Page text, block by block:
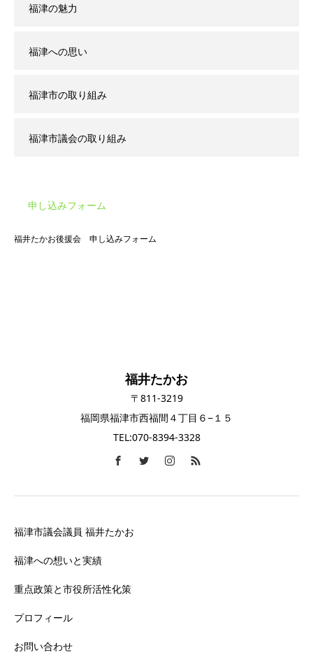
福津の魅力
福津への思い
福津市の取り組み
福津市議会の取り組み
申し込みフォーム
福井たかお後援会 申し込みフォーム
福井たかお
〒811-3219
福岡県福津市西福間４丁目６−１５
TEL:070-8394-3328
福津市議会議員 福井たかお
福津への想いと実績
重点政策と市役所活性化策
プロフィール
お問い合わせ